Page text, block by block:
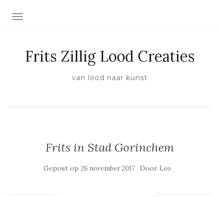
SCHAKEL NAVIGATIE
Frits Zillig Lood Creaties
van lood naar kunst
Frits in Stad Gorinchem
Gepost op 26 november 2017 Door Leo